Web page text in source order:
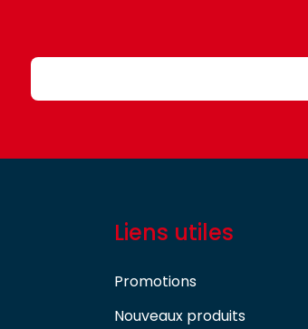
Liens utiles
Promotions
Nouveaux produits